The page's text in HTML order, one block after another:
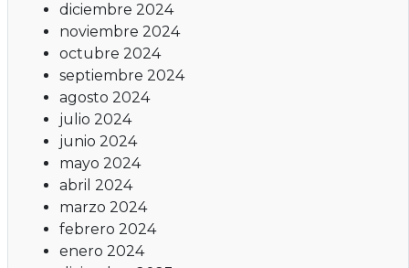
diciembre 2024
noviembre 2024
octubre 2024
septiembre 2024
agosto 2024
julio 2024
junio 2024
mayo 2024
abril 2024
marzo 2024
febrero 2024
enero 2024